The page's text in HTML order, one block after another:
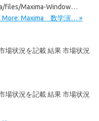
files/Maxima-Window…
More: Maxima 数学演… »
場状況を記載 結果 市場状況
場状況を記載 結果 市場状況